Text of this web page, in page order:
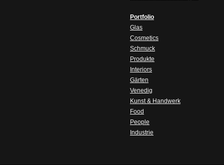
Portfolio
Glas
Cosmetics
Schmuck
Produkte
Interiors
Gärten
Venedig
Kunst & Handwerk
Food
People
Industrie